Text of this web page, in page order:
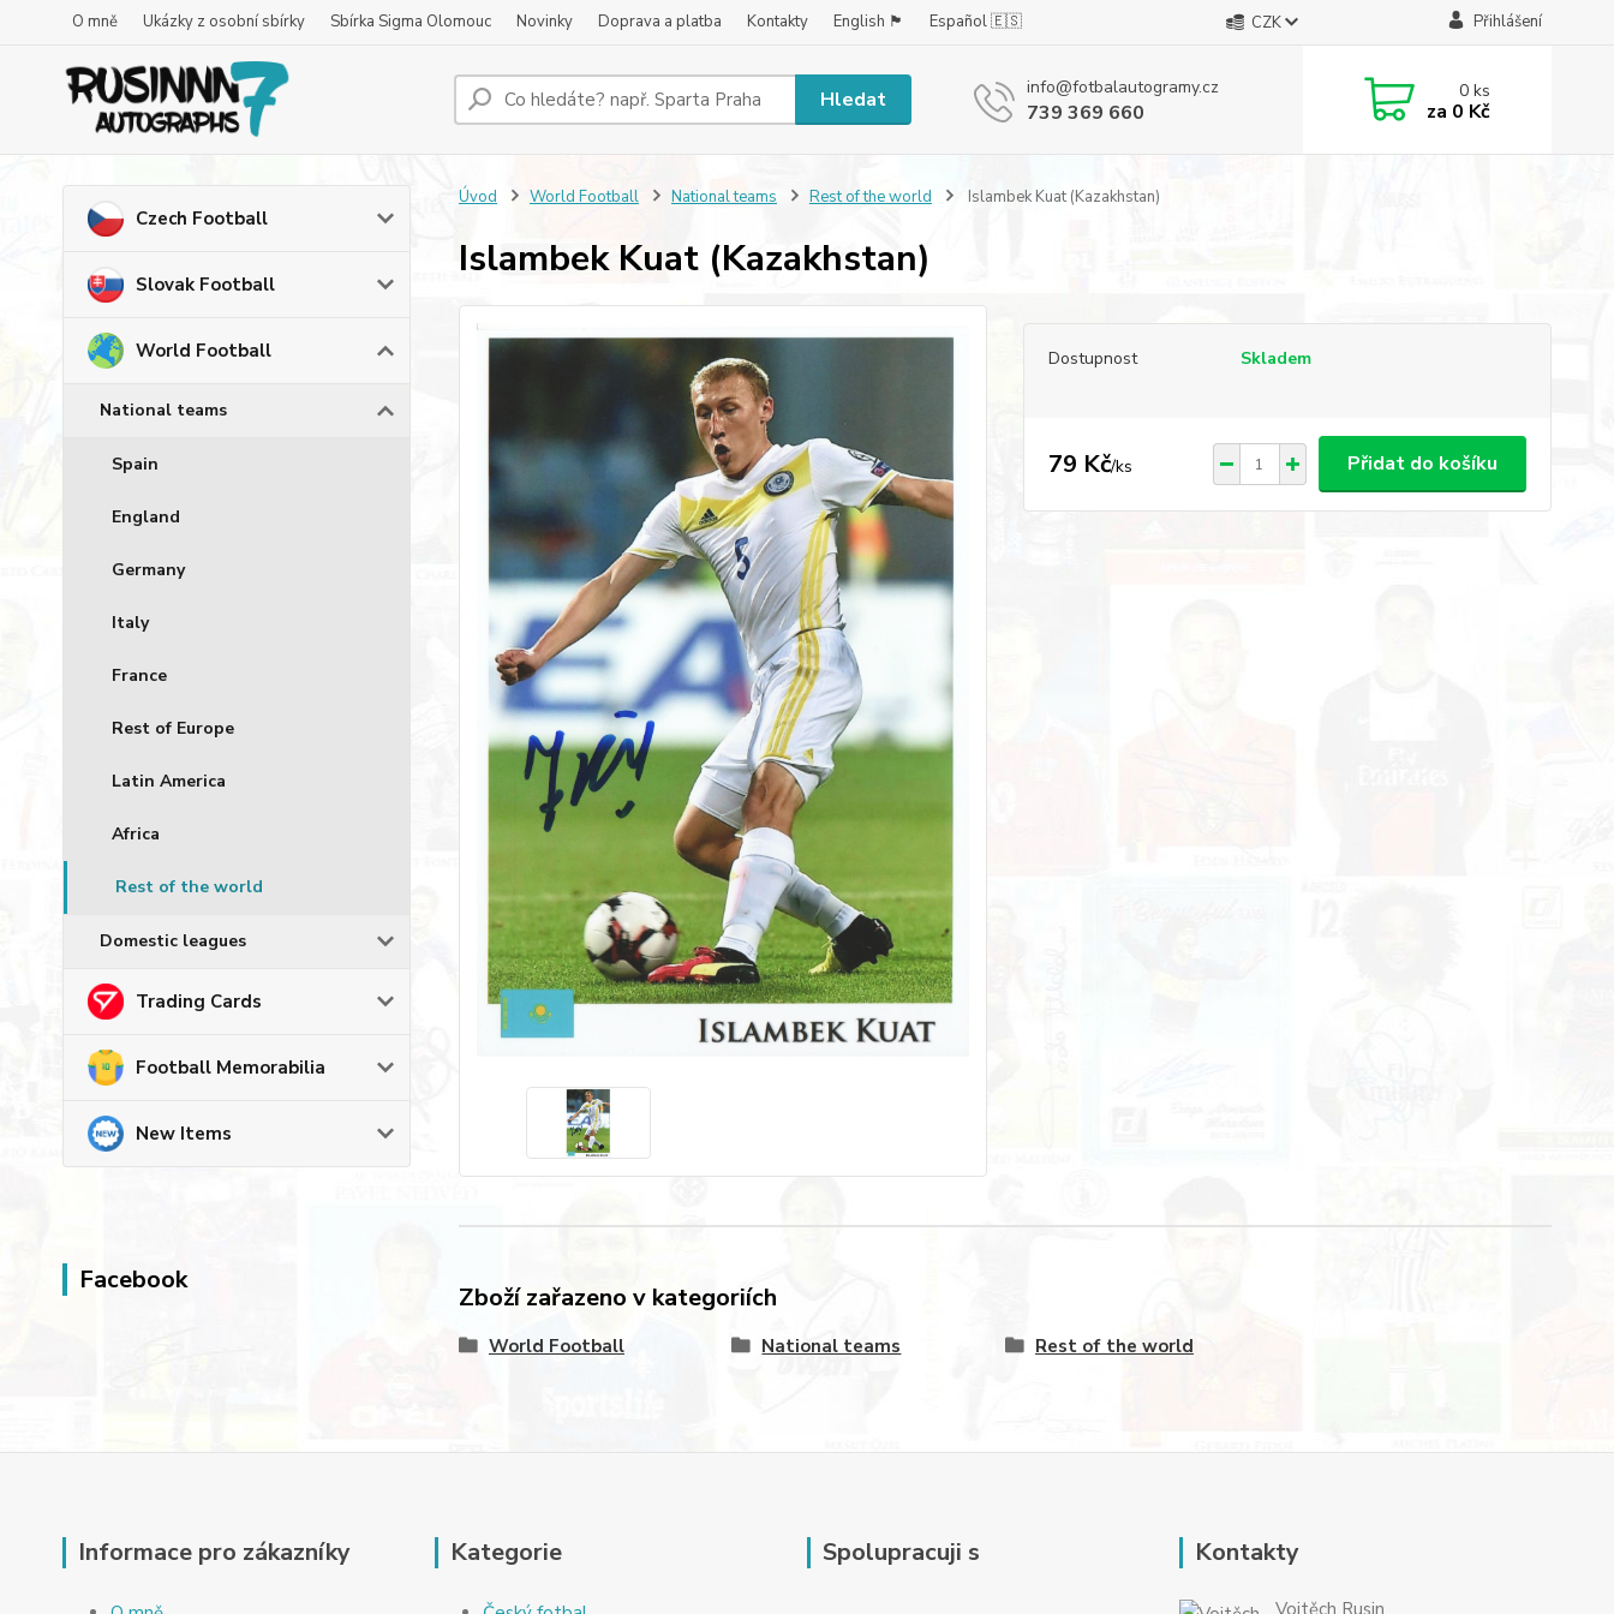
O mně Ukázky z osobní sbírky Sbírka Sigma Olomouc Novinky Doprava a platba Kontakty English 🏴󠁧󠁢󠁥󠁮󠁧󠁿 Español 🇪🇸 CZK Přihlášení
Hledat info@fotbalautogramy.cz
739 369 660
0ks
za 0 Kč
Czech Football
Slovak Football
World Football
National teams
Spain
England
Germany
Italy
France
Rest of Europe
Latin America
Africa
Rest of the world
Domestic leagues
Trading Cards
Football Memorabilia
New Items
Facebook
Úvod World Football National teams Rest of the world Islambek Kuat (Kazakhstan)
Islambek Kuat (Kazakhstan)
Dostupnost Skladem
79 Kč/ks Přidat do košíku
Zboží zařazeno v kategoriích
World Football National teams Rest of the world
Informace pro zákazníky Kategorie Spolupracuji s Kontakty